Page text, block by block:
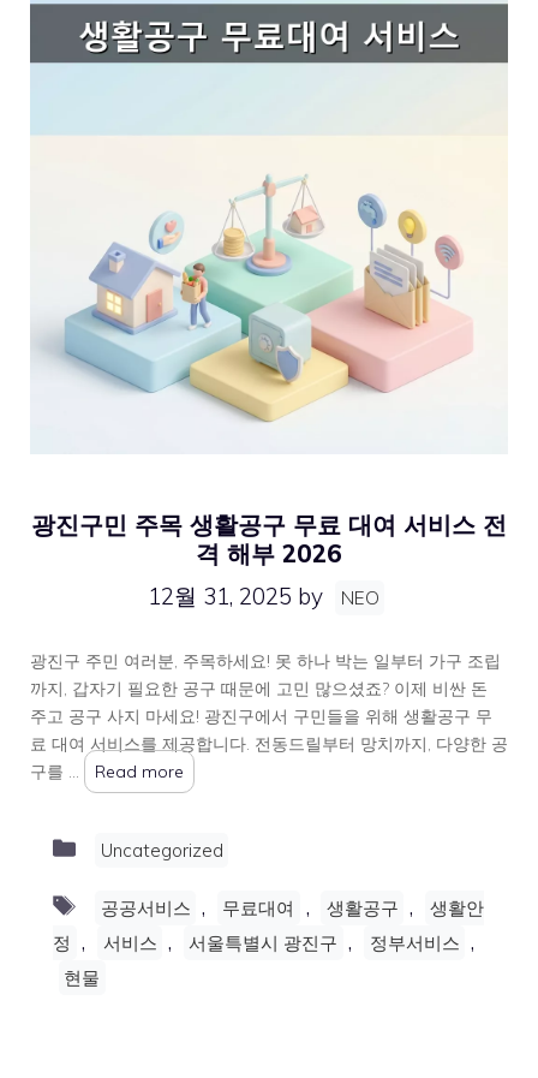
광진구민 주목 생활공구 무료 대여 서비스 전
격 해부 2026
12월 31, 2025 by NEO
광진구 주민 여러분, 주목하세요! 못 하나 박는 일부터 가구 조립
까지, 갑자기 필요한 공구 때문에 고민 많으셨죠? 이제 비싼 돈
주고 공구 사지 마세요! 광진구에서 구민들을 위해 생활공구 무
료 대여 서비스를 제공합니다. 전동드릴부터 망치까지, 다양한 공
구를 …
Read more
Categories
Uncategorized
Tags
공공서비스 , 무료대여 , 생활공구 ,
생활안
정 , 서비스 , 서울특별시 광진구 , 정부서비스 ,
현물